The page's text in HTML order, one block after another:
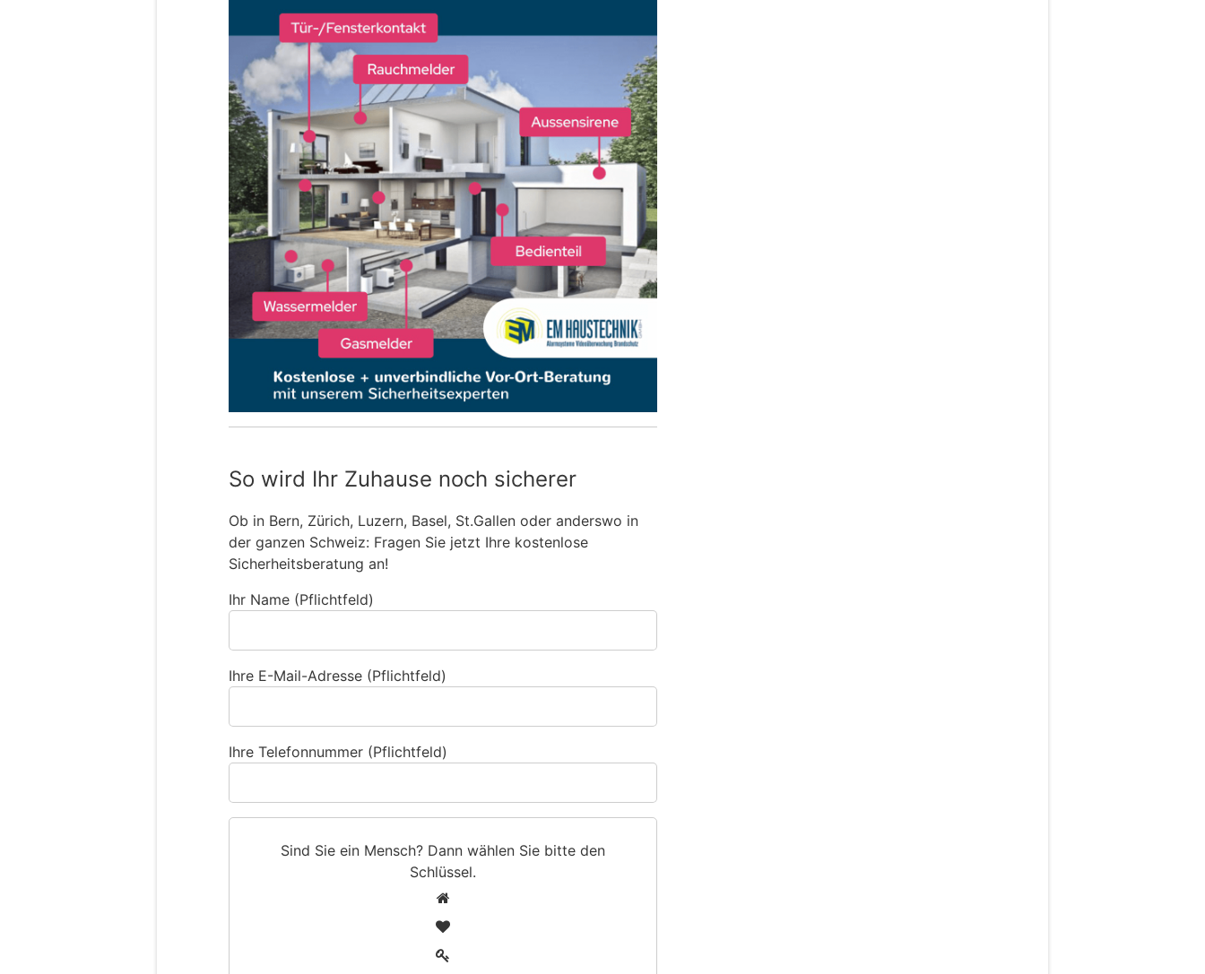
So wird Ihr Zuhause noch sicherer
Ob in Bern, Zürich, Luzern, Basel, St.Gallen oder anderswo in
der ganzen Schweiz: Fragen Sie jetzt Ihre kostenlose
Sicherheitsberatung an!
Ihr Name (Pflichtfeld)
Ihre E-Mail-Adresse (Pflichtfeld)
Ihre Telefonnummer (Pflichtfeld)
Sind Sie ein Mensch? Dann wählen Sie bitte den
Schlüssel.